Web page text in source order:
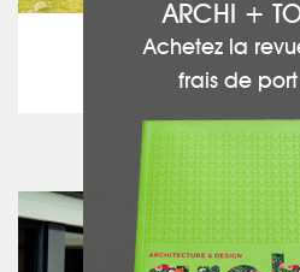
Maison
Seven
ARCHI +
Achetez la
frais de port